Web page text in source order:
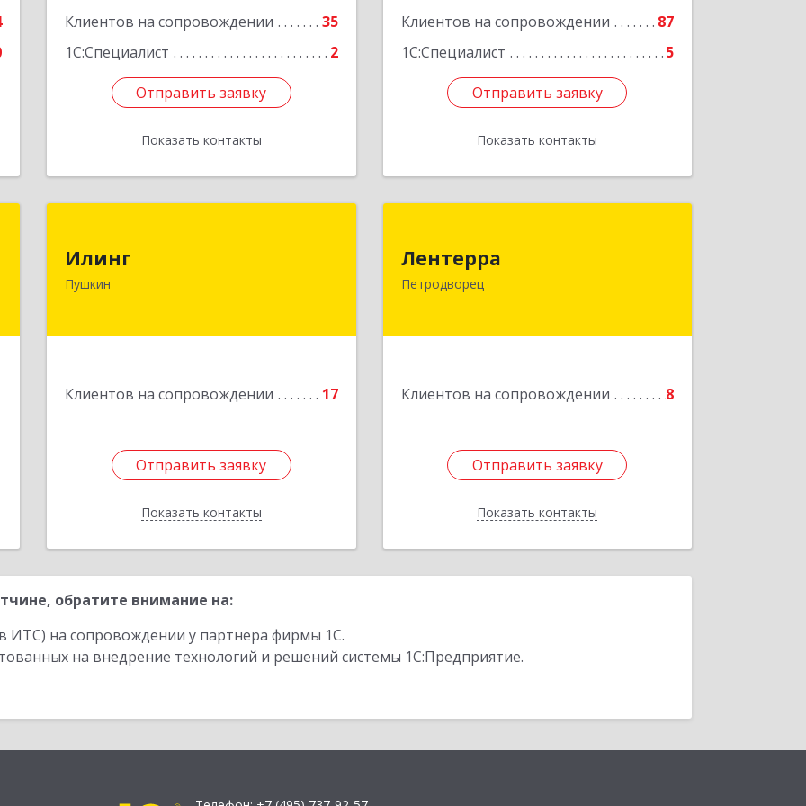
Клиентов на сопровождении
35
1С:Специалист
2
Отправить заявку
Показать контакты
Подробнее
Отправить заявку
Назад
Клиентов на сопровождении
87
1С:Специалист
5
Отправить заявку
Показать контакты
Отправить заявку
Назад
Илинг
Пушкин
Клиентов на сопровождении 17
Отправить заявку
Показать контакты
Удаловская ул, дом № 19, корпус 2,
Отправить заявку
Назад
Лентерра
Петродворец
Клиентов на сопровождении 8
Отправить заявку
Показать контакты
198517, Санкт-Петербург, Петергоф г,
Ропшинское шоссе, дом № 3, корпус 2,
Отправить заявку
Назад
обратите внимание на:
ИТС) на сопровождении у партнера фирмы 1С.
на внедрение технологий и решений системы 1С:Предприятие.